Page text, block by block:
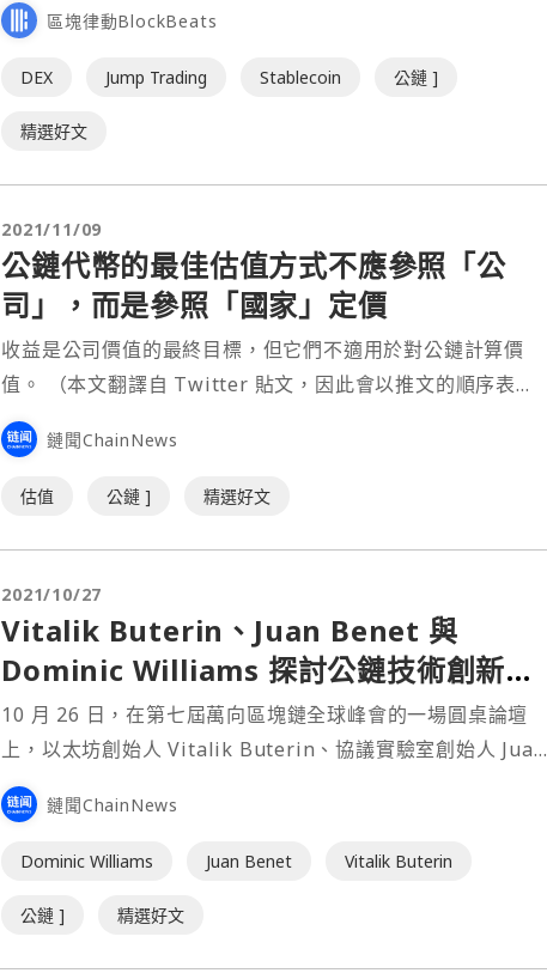
對簡單的法則。 在加密世界，一些知名投資機構的一舉一動都
備受關注。 2020 年，Multicoin Capital 成為市場追逐的熱
區塊律動BlockBeats
DEX Jump Trading Stablecoin 公鏈 ]
精選好文
2021/11/09
公鏈代幣的最佳估值方式不應參照「公
司」，而是參照「國家」定價
收益是公司價值的最終目標，但它們不適用於對公鏈計算價
值。 （本文翻譯自 Twitter 貼文，因此會以推文的順序表
示） 1/ 許多人試圖對底層公鏈（L1）代幣進行像股票一樣的
估值。 這太荒謬了。 不要像「公司」那樣爲以太坊、
Solana 等定價，而應該像「國家」那樣爲它們定價。⋯
鏈聞ChainNews
估值 公鏈 ] 精選好文
2021/10/27
Vitalik Buterin、Juan Benet 與
Dominic Williams 探討公鏈技術創新之
路
10 月 26 日，在第七屆萬向區塊鏈全球峰會的一場圓桌論壇
上，以太坊創始人 Vitalik Buterin、協議實驗室創始人 Juan
Benet 及 DFINITY 創始人 Dominic Williams 關於公鏈技術
創新展開了深入探討。以下爲整理後的文字內容。 鄧超（主持
人）：⋯
鏈聞ChainNews
Dominic Williams Juan Benet Vitalik Buterin
公鏈 ] 精選好文